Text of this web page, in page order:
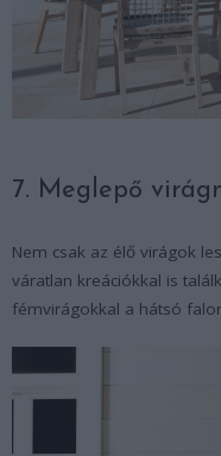
7. Meglepő
Nem csak az élő virágok
váratlan kreációkkal is
fémvirágokkal a hátsó